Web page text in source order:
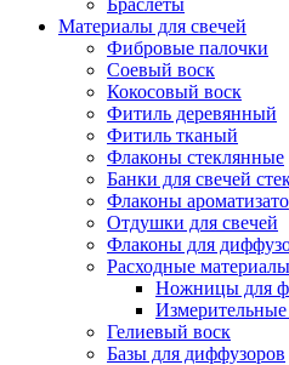
Браслеты
Материалы для свечей
Фибровые палочки
Соевый воск
Кокосовый воск
Фитиль деревянный
Фитиль тканый
Флаконы стеклянные
Банки для свечей
Флаконы
Отдушки для свечей
Флаконы для
Расходные материалы
Ножницы для
Гелиевый воск
Базы для диффузоров